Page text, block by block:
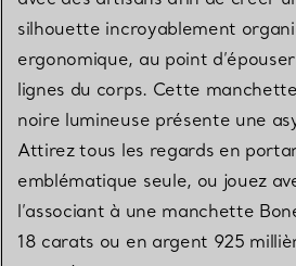
silhouette incroyablement
ergonomique, au point
lignes du corps. Cette
noire lumineuse présente une
Attirez tous les regards en
emblématique seule, ou jouez
l’associant à une manchette
18 carats ou en argent 925